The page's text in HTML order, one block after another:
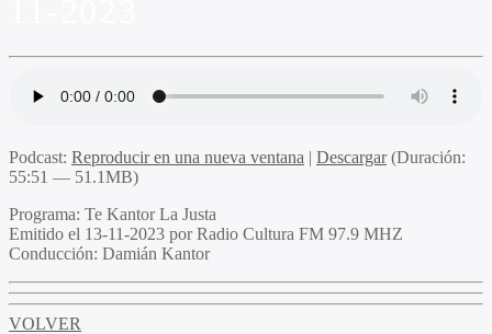
Podcast: Reproducir en una nueva ventana | Descargar(Duración:
55:51 — 51.1MB)
Programa: Te Kantor La Justa
Emitido el 13-11-2023 por Radio Cultura FM 97.9 MHZ
Conducción: Damián Kantor
VOLVER